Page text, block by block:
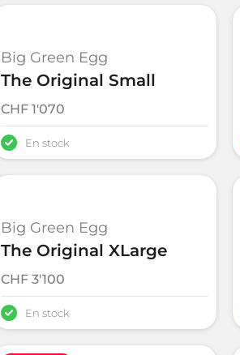
Big Green Egg
The Original Small
CHF1'070
En stock
Big Green Egg
The Original XLarge
CHF3'100
En stock